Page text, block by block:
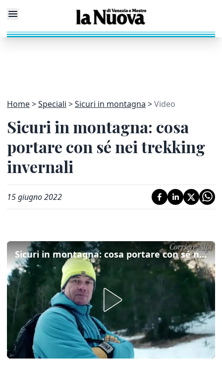
Home Speciali Sicuri in montagna Video
Sicuri in montagna: cosa
portare con sé nei trekking
invernali
15 giugno 2022
Sicuri in montagna: cosa portare con sé nei trekking invernali